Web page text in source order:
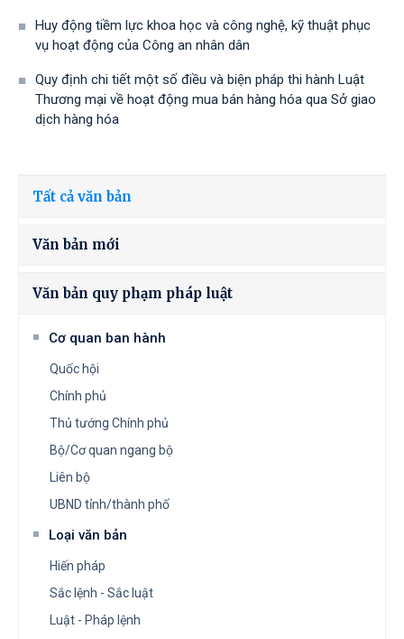
Huy động tiềm lực khoa học và công nghệ, kỹ thuật phục
vụ hoạt động của Công an nhân dân
Quy định chi tiết một số điều và biện pháp thi hành Luật
Thương mại về hoạt động mua bán hàng hóa qua Sở giao
dịch hàng hóa
Tất cả văn bản
Văn bản mới
Văn bản quy phạm pháp luật
Cơ quan ban hành
Quốc hội
Chính phủ
Thủ tướng Chính phủ
Bộ/Cơ quan ngang bộ
Liên bộ
UBND tỉnh/thành phố
Loại văn bản
Hiến pháp
Sắc lệnh - Sắc luật
Luật - Pháp lệnh